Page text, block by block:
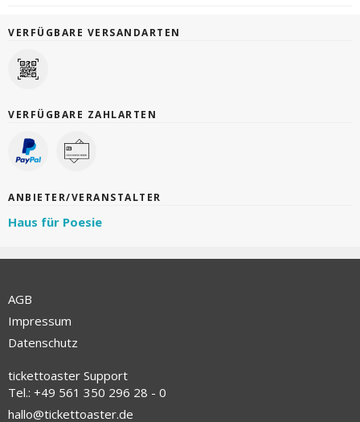
VERFÜGBARE VERSANDARTEN
VERFÜGBARE ZAHLARTEN
ANBIETER/VERANSTALTER
Haus für Poesie
AGB
Impressum
Datenschutz
tickettoaster Support
Tel.: +49 561 350 296 28 - 0
hallo@tickettoaster.de